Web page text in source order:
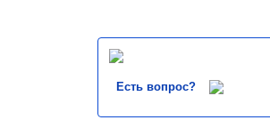
Есть вопрос?